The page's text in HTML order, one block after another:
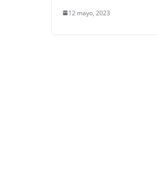
12 mayo, 2023